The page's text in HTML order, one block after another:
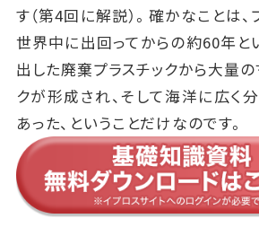
す（第4回に解説）。確かなことは
世界中に出回ってからの約60年と
出した廃棄プラスチックから大量の
クが形成され、そして海洋に広く
あった、ということだけなのです。